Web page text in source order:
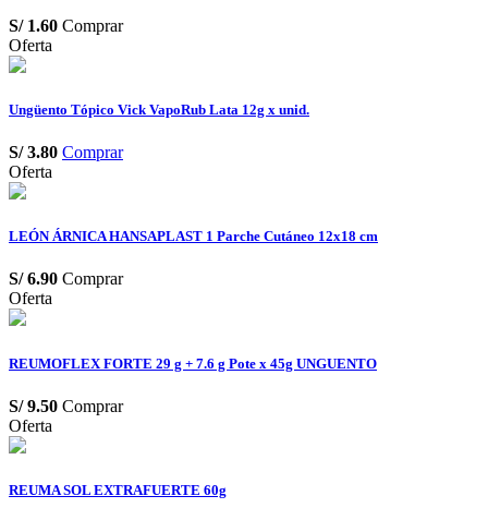
S/ 1.60 Comprar
Oferta
Ungüento Tópico Vick VapoRub Lata 12g x unid.
S/3.80 Comprar
Oferta
LEÓN ÁRNICA HANSAPLAST 1 Parche Cutáneo 12x18 cm
S/6.90 Comprar
Oferta
REUMOFLEX FORTE 29 g + 7.6 g Pote x 45g UNGUENTO
S/9.50 Comprar
Oferta
REUMA SOL EXTRAFUERTE 60g